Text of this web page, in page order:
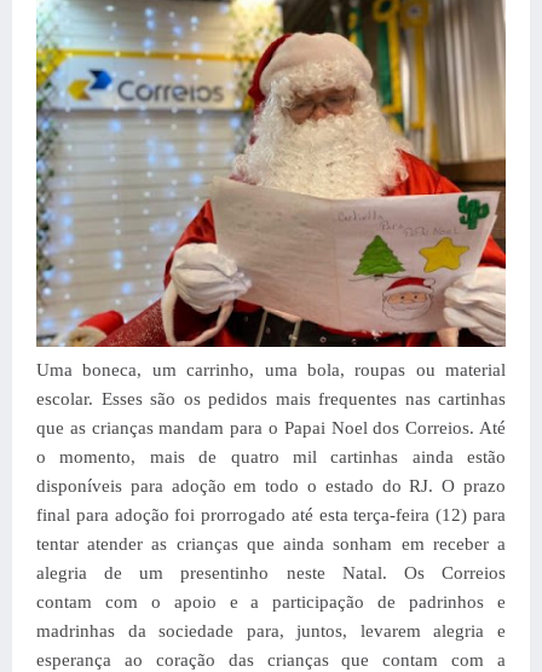
Uma boneca, um carrinho, uma bola, roupas ou material
escolar. Esses são os pedidos mais frequentes nas cartinhas
que as crianças mandam para o Papai Noel dos Correios. Até
o momento, mais de quatro mil cartinhas ainda estão
disponíveis para adoção em todo o estado do RJ. O prazo
final para adoção foi prorrogado até esta terça-feira (12) para
tentar atender as crianças que ainda sonham em receber a
alegria de um presentinho neste Natal. Os Correios
contam com o apoio e a participação de padrinhos e
madrinhas da sociedade para, juntos, levarem alegria e
esperança ao coração das crianças que contam com a